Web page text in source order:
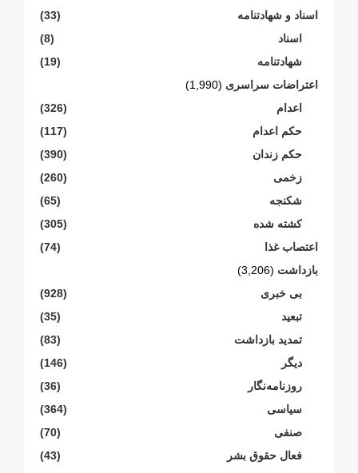
اسناد و شهادتنامە
(33)
اسناد
(8)
شهادتنامە
(19)
اعتراضات سراسری (1,990)
اعدام
(326)
حکم اعدام
(117)
حکم زندان
(390)
زخمی
(260)
شکنجە
(65)
کشته شده
(305)
اعتصاب غذا
(74)
بازداشت (3,206)
بی خبری
(928)
تبعید
(35)
تمدید بازداشت
(83)
دیگر
(146)
روزنامەنگار
(36)
سیاسی
(364)
صنفی
(70)
فعال حقوق بشر
(43)